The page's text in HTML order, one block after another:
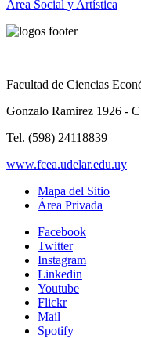
Área Social y Artística
Facultad de Ciencias
Gonzalo Ramirez 1926 -
Tel. (598) 24118839
www.fcea.udelar.edu.uy
Mapa del Sitio
Área Privada
Facebook
Twitter
Instagram
Linkedin
Youtube
Flickr
Mail
Spotify